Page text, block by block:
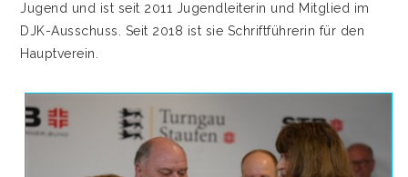
Jugend und ist seit 2011 Jugendleiterin und Mitglied im
DJK-Ausschuss. Seit 2018 ist sie Schriftführerin für den
Hauptverein.